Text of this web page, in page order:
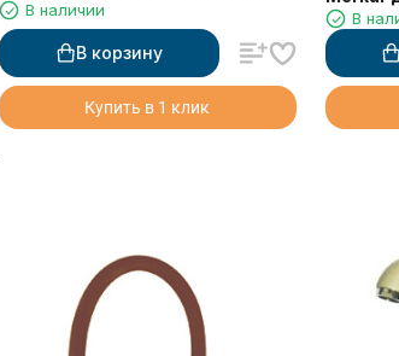
питьевой воды, серебро
В наличии
В корзину
Купить в 1 клик
мрамор
В